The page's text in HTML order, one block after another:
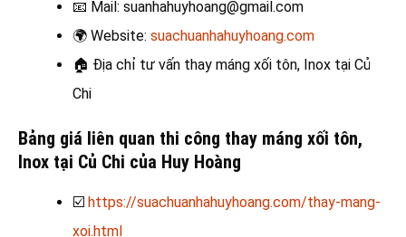
📧 Mail: suanhahuyhoang@gmail.com
🌍 Website: suachuanhahuyhoang.com
🏠 Địa chỉ tư vấn thay máng xối tôn, Inox tại Củ
Chi
Bảng giá liên quan thi công thay máng xối tôn,
Inox tại Củ Chi của Huy Hoàng
☑️ https://suachuanhahuyhoang.com/thay-mang-
xoi.html